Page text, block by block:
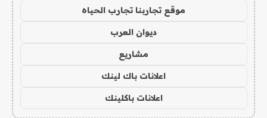
موقع تجاربنا تجارب الحياه
ديوان العرب
مشاريع
اعلانات باك لينك
اعلانات باكلينك